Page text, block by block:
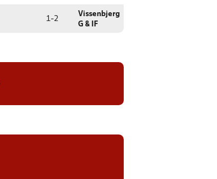
1-2
Vissenbjerg
G & IF